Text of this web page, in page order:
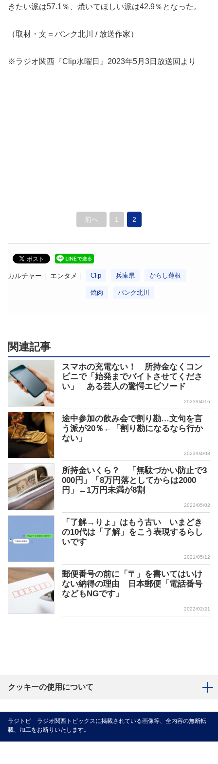
きたい派は57.1％、焼いてほしい派は42.9％となった。
（取材・文＝バンク北川 / 放送作家）
※ラジオ関西『Clip水曜日』2023年5月3日放送回より
前へ 1 2
カルチャー エンタメ Clip 兵庫県 からし蓮根
焼肉 バンク北川
関連記事
スマホの充電ない！ 所持金なくコン
ビニで「始発までバイトさせてくださ
い」 ある芸人の驚愕エピソード
2023/04/16
途中参加の飲み会で割り勘…文句を言
う派が20％←「割り勘になるなら行か
ない」
2023/04/03
所持金いくら？ 「無駄づかい防止で3
000円」「8万円落としてからは2000
円」←1万円未満が8割
2023/05/02
「了解→りょ」はもう古い いまどき
の10代は「了解」をこう表現するらし
いです
2021/05/12
郵便番号の前に「〒」を書いてはいけ
ない納得の理由 日本郵便「電話番号
などもNGです」
2022/02/21
クッキーの使用について
ラジトピ ラジオ関西トピックスに掲載されている画像等、全内容の無断転
載、加工をお断りいたします。